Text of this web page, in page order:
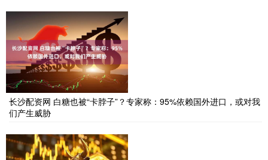
长沙配资网 白糖也被“卡脖子”？专家称：95%依赖国外进口，或对我
们产生威胁